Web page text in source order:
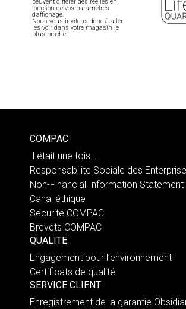
peuvent différer des réelles en
fonction de vos paramètres
d'affichage.
Nous vous invitons donc à aller
les voir dans votre magasin le
plus proche.
COMPAC
Il était une fois…
Responsabilite Sociale des
Non-Financial Information
Canal éthique
Sécurité COMPAC
Brevets COMPAC
QUALITE
Engagement pour l’environnement
Certificats de qualité
SERVICE CLIENT
Enregistrement de la garantie